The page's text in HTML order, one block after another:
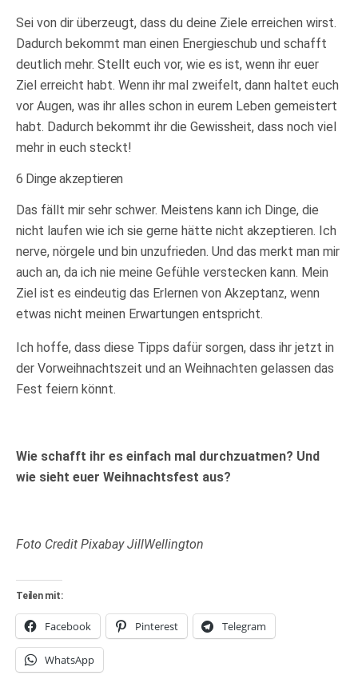
Sei von dir überzeugt, dass du deine Ziele erreichen wirst.
Dadurch bekommt man einen Energieschub und schafft
deutlich mehr. Stellt euch vor, wie es ist, wenn ihr euer
Ziel erreicht habt. Wenn ihr mal zweifelt, dann haltet euch
vor Augen, was ihr alles schon in eurem Leben gemeistert
habt. Dadurch bekommt ihr die Gewissheit, dass noch viel
mehr in euch steckt!
6 Dinge akzeptieren
Das fällt mir sehr schwer. Meistens kann ich Dinge, die
nicht laufen wie ich sie gerne hätte nicht akzeptieren. Ich
nerve, nörgele und bin unzufrieden. Und das merkt man mir
auch an, da ich nie meine Gefühle verstecken kann. Mein
Ziel ist es eindeutig das Erlernen von Akzeptanz, wenn
etwas nicht meinen Erwartungen entspricht.
Ich hoffe, dass diese Tipps dafür sorgen, dass ihr jetzt in
der Vorweihnachtszeit und an Weihnachten gelassen das
Fest feiern könnt.
Wie schafft ihr es einfach mal durchzuatmen? Und
wie sieht euer Weihnachtsfest aus?
Foto Credit Pixabay JillWellington
Teilen mit:
Facebook Pinterest Telegram
WhatsApp